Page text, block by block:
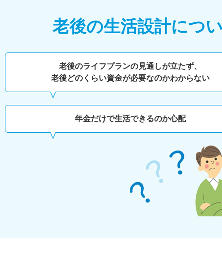
老後の生活設計につ
老後のライフプランの見通しが立たず、
老後どのくらい資金が必要なのかわからない
年金だけで生活できるのか心配